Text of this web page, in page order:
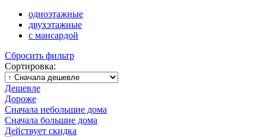
одноэтажные
двухэтажные
с мансардой
Сбросить фильтр
Сортировка:
Дешевле
Дороже
Сначала небольшие дома
Сначала большие дома
Действует скидка